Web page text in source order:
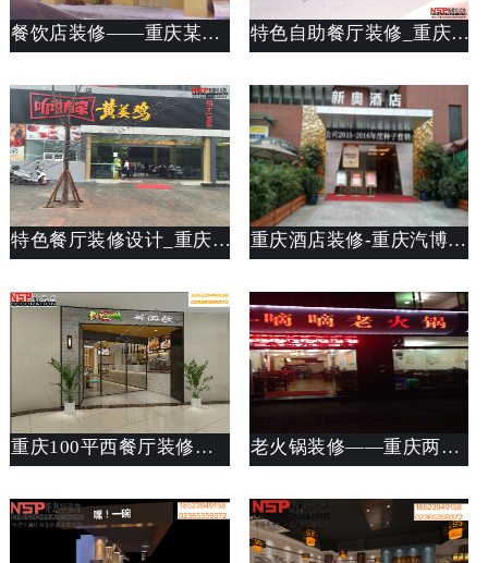
餐饮店装修——重庆某陕北餐饮店装修 特色自助餐厅装修_重庆渝中区大坪熟人社自助餐厅设计装修
特色餐厅装修设计_重庆黄姜鸡特色餐厅装修设计 重庆酒店装修-重庆汽博新奥酒店装修
重庆100平西餐厅装修设计案例_餐厅设计思路说明_斯戴特公装公司 老火锅装修——重庆两路滴滴老火锅店装修